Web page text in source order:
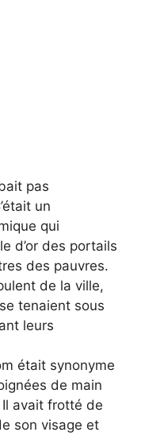
pas
un
qui
d’or des portails
des pauvres.
de la ville,
tenaient sous
leurs
était synonyme
de main
Il avait frotté de
son visage et